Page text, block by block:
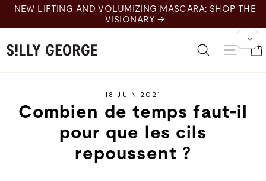
Skip
content
NEW LIFTING AND VOLUMIZING MASCARA: SHOP THE
VISIONARY →
Recherche
18 JUIN 2021
Combien de temps faut-il
pour que les cils
repoussent ?